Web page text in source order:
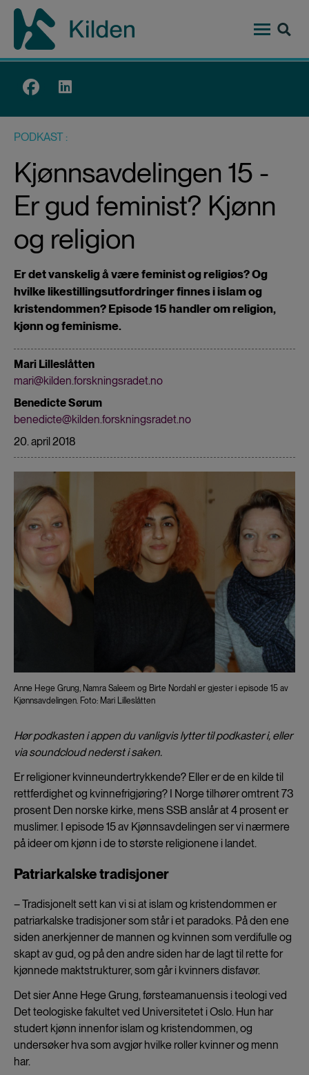
Hopp
hovedinnhold
Top
PODKAST
Kjønnsavdelingen 15 -
Er gud feminist? Kjønn
og religion
Er det vanskelig å være feminist og religiøs? Og
hvilke likestillingsutfordringer finnes i islam og
kristendommen? Episode 15 handler om religion,
kjønn og feminisme.
Mari Lilleslåtten
mari@kilden.forskningsradet.no
Benedicte Sørum
benedicte@kilden.forskningsradet.no
20. april 2018
Anne Hege Grung, Namra Saleem og Birte Nordahl er gjester i episode 15 av
Kjønnsavdelingen. Foto: Mari Lilleslåtten
Hør podkasten i appen du vanligvis lytter til podkaster i, eller
via soundcloud nederst i saken.
Er religioner kvinneundertrykkende? Eller er de en kilde til
rettferdighet og kvinnefrigjøring? I Norge tilhører omtrent 73
prosent Den norske kirke, mens SSB anslår at 4 prosent er
muslimer. I episode 15 av Kjønnsavdelingen ser vi nærmere
på ideer om kjønn i de to største religionene i landet.
Patriarkalske tradisjoner
– Tradisjonelt sett kan vi si at islam og kristendommen er
patriarkalske tradisjoner som står i et paradoks. På den ene
siden anerkjenner de mannen og kvinnen som verdifulle og
skapt av gud, og på den andre siden har de lagt til rette for
kjønnede maktstrukturer, som går i kvinners disfavør.
Det sier Anne Hege Grung, førsteamanuensis i teologi ved
Det teologiske fakultet ved Universitetet i Oslo. Hun har
studert kjønn innenfor islam og kristendommen, og
undersøker hva som avgjør hvilke roller kvinner og menn
har.